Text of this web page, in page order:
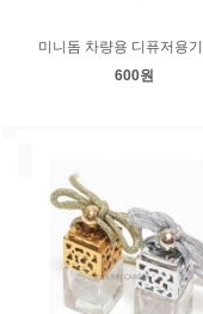
미니돔 차량용 디퓨저용
600원